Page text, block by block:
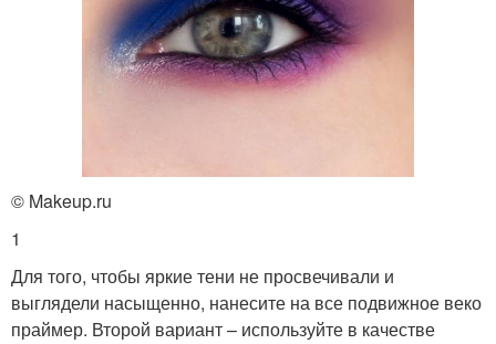
© Makeup.ru
1
Для того, чтобы яркие тени не просвечивали и
выглядели насыщенно, нанесите на все подвижное веко
праймер. Второй вариант – используйте в качестве